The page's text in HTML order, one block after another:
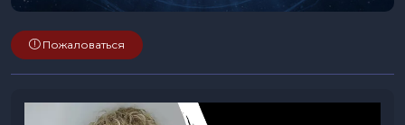
Пожаловаться